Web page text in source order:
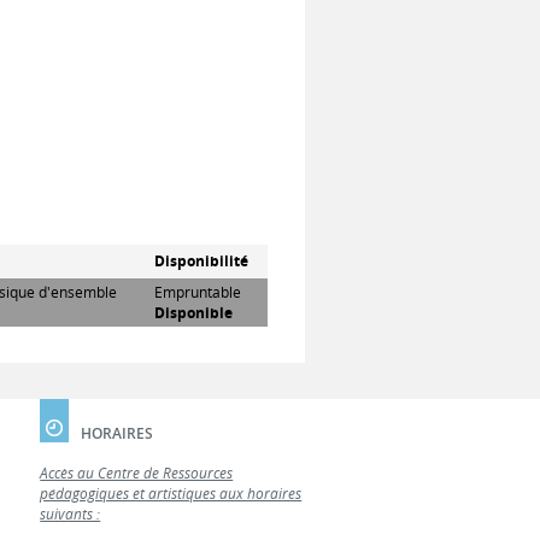
Disponibilité
d'ensemble
Empruntable
Disponible
HORAIRES
Accès au Centre de Ressources
pédagogiques et artistiques aux horaires
suivants :